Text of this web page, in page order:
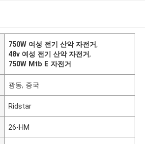
750W 여성 전기 산악 자전거,
48v 여성 전기 산악 자전거,
750W Mtb E 자전거
광동, 중국
Ridstar
26-HM